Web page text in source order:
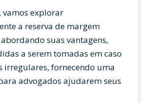
vamos explorar
a reserva de margem
suas vantagens,
a serem tomadas em caso
irregulares, fornecendo uma
advogados ajudarem seus